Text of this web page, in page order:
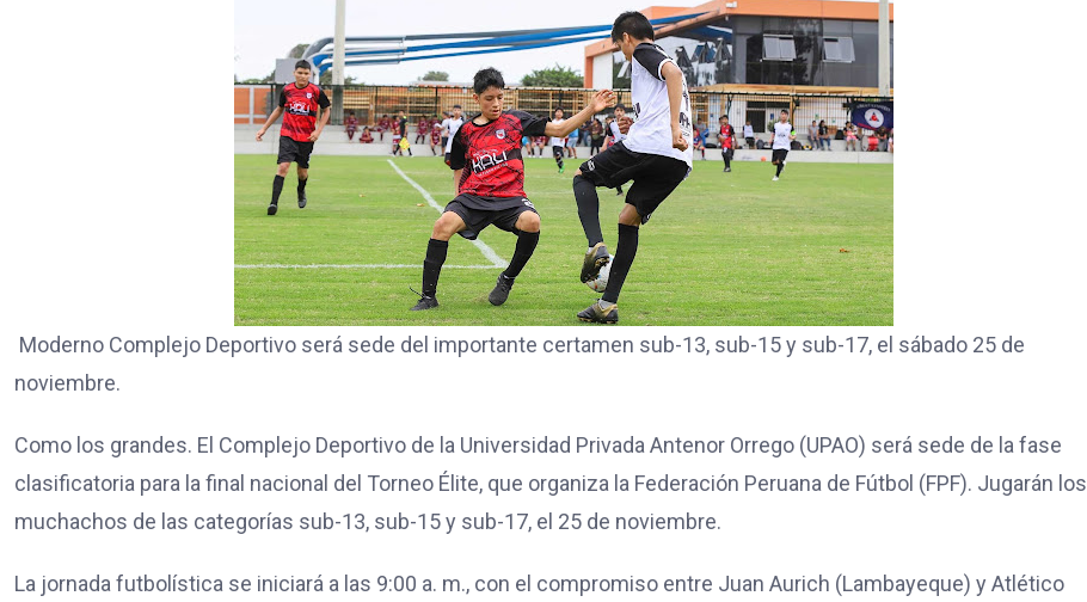
Moderno Complejo Deportivo será sede del importante certamen sub-13, sub-15 y sub-17, el sábado 25 de
noviembre.
Como los grandes. El Complejo Deportivo de la Universidad Privada Antenor Orrego (UPAO) será sede de la fase
clasificatoria para la final nacional del Torneo Élite, que organiza la Federación Peruana de Fútbol (FPF). Jugarán los
muchachos de las categorías sub-13, sub-15 y sub-17, el 25 de noviembre.
La jornada futbolística se iniciará a las 9:00 a. m., con el compromiso entre Juan Aurich (Lambayeque) y Atlético